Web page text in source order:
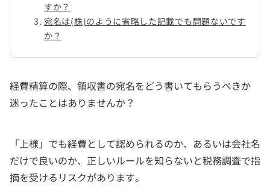
すか？
宛名は(株)のように省略した記載でも問題ないです
か？
経費精算の際、領収書の宛名をどう書いてもらうべきか
迷ったことはありませんか？
「上様」でも経費として認められるのか、あるいは会社名
だけで良いのか、正しいルールを知らないと税務調査で指
摘を受けるリスクがあります。